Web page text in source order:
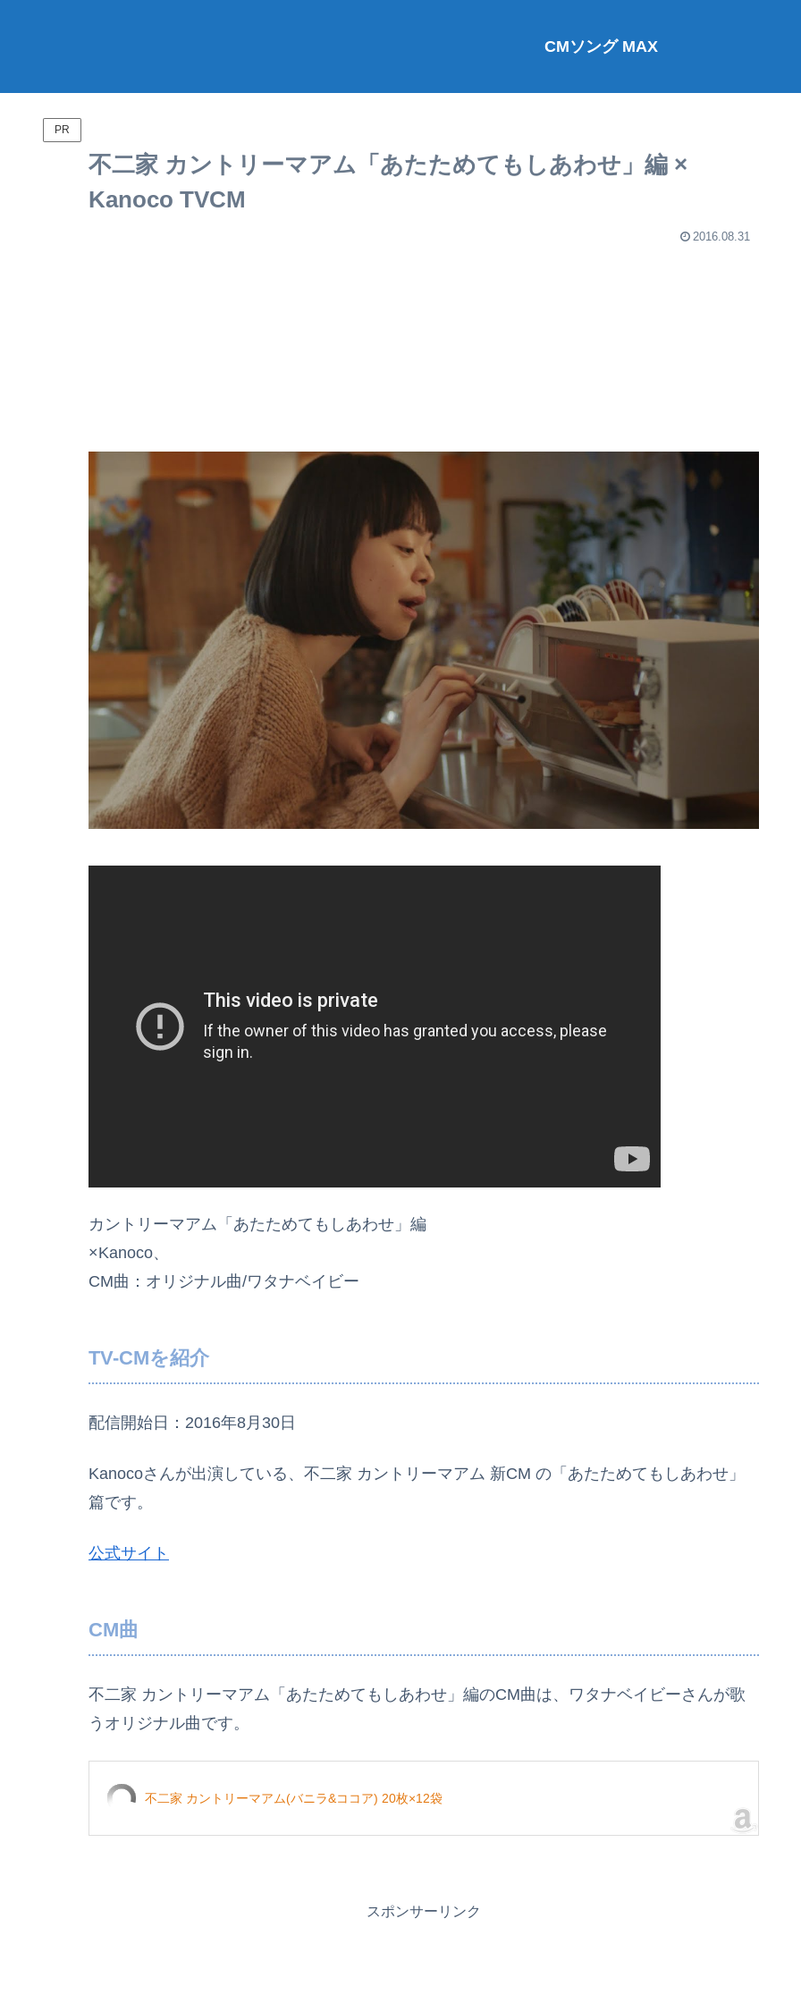
CMソング MAX
PR
不二家 カントリーマアム「あたためてもしあわせ」編 ×
Kanoco TVCM
2016.08.31
カントリーマアム「あたためてもしあわせ」編
×Kanoco、
CM曲：オリジナル曲/ワタナベイビー
TV-CMを紹介
配信開始日：2016年8月30日
Kanocoさんが出演している、不二家 カントリーマアム 新CM の「あたためてもしあわせ」
篇です。
公式サイト
CM曲
不二家 カントリーマアム「あたためてもしあわせ」編のCM曲は、ワタナベイビーさんが歌
うオリジナル曲です。
不二家 カントリーマアム(バニラ&ココア) 20枚×12袋
スポンサーリンク